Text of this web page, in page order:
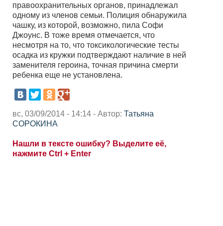
правоохранительных органов, принадлежал
одному из членов семьи. Полиция обнаружила
чашку, из которой, возможно, пила Софи
Джоунс. В тоже время отмечается, что
несмотря на то, что токсикологические тесты
осадка из кружки подтверждают наличие в ней
заменителя героина, точная причина смерти
ребенка еще не установлена.
вс, 03/09/2014 - 14:14 - Автор: Татьяна
СОРОКИНА
Нашли в тексте ошибку? Выделите её,
нажмите Ctrl + Enter